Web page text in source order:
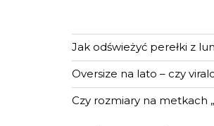
Jak odświeżyć perełki z
Oversize na lato – czy
Czy rozmiary na metkach